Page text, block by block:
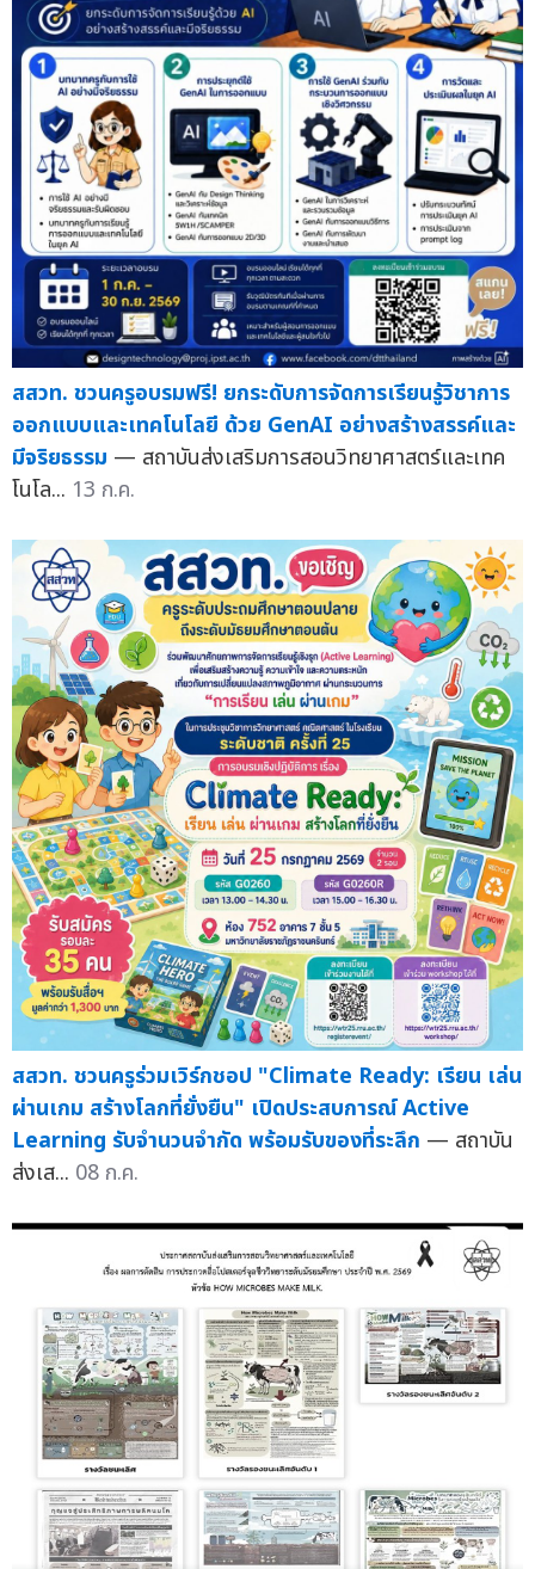
สสวท. ชวนครูอบรมฟรี! ยกระดับการจัดการเรียนรู้วิชาการ
ออกแบบและเทคโนโลยี ด้วย GenAI อย่างสร้างสรรค์และ
มีจริยธรรม — สถาบันส่งเสริมการสอนวิทยาศาสตร์และเทค
โนโล... 13 ก.ค.
สสวท. ชวนครูร่วมเวิร์กชอป "Climate Ready: เรียน เล่น
ผ่านเกม สร้างโลกที่ยั่งยืน" เปิดประสบการณ์ Active
Learning รับจำนวนจำกัด พร้อมรับของที่ระลึก — สถาบัน
ส่งเส... 08 ก.ค.